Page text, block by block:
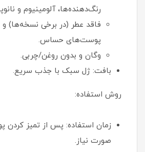
رنگ‌دهنده‌ها، آلومینیوم و
فاقد عطر (در برخی نسخه‌ها)
پوست‌های حساس.
وگان و بدون روغن/چربی.
بافت: ژل سبک با جذب سریع.
روش استفاده:
زمان استفاده: پس از تمیز
صورت نیاز.